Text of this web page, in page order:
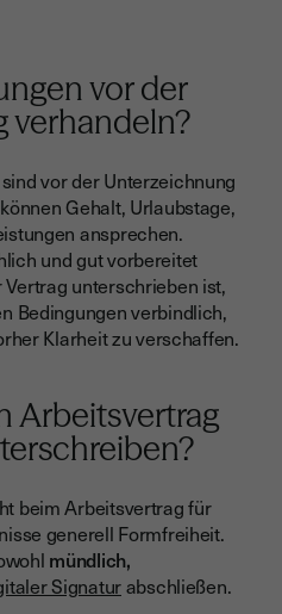
vor der
verhandeln?
vor der Unterzeichnung
Gehalt, Urlaubstage,
ansprechen.
und gut vorbereitet
unterschrieben ist,
Bedingungen verbindlich,
Klarheit zu verschaffen.
Arbeitsvertrag
beim Arbeitsvertrag für
generell Formfreiheit.
mündlich,
Signaturabschließen.